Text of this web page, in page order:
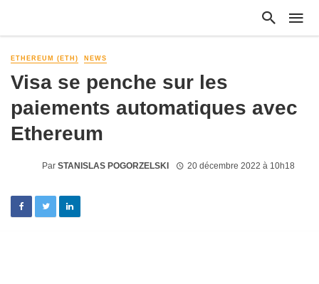
ETHEREUM (ETH) NEWS
Visa se penche sur les
paiements automatiques avec
Ethereum
Par STANISLAS POGORZELSKI 20 décembre 2022 à 10h18